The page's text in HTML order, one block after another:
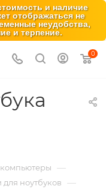
и наличие
отображаться не
неудобства,
и терпение.
0
—
для ноутбуков —